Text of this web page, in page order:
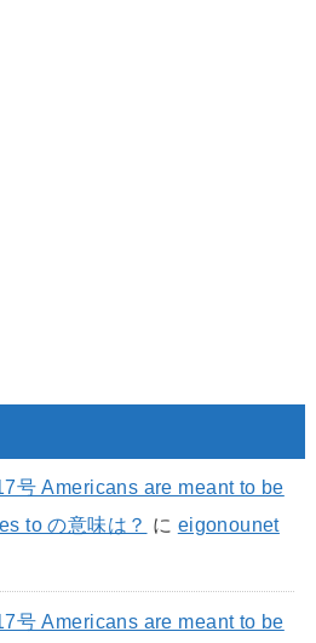
号 Americans are meant to be
to の意味は？ に eigonounet
号 Americans are meant to be